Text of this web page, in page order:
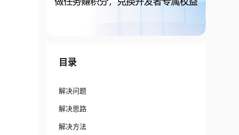
目录
解决问题
解决思路
解决方法